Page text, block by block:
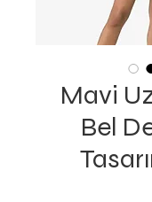
Mavi
Bel